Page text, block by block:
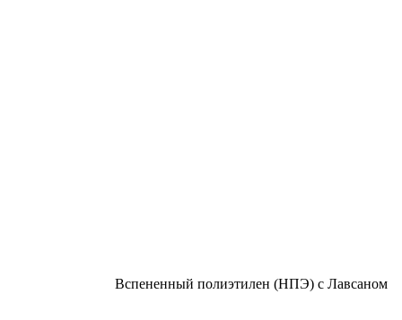
Вспененный полиэтилен (НПЭ) с Лавсаном